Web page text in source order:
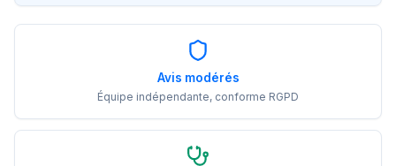
Avis modérés
Équipe indépendante, conforme RGPD